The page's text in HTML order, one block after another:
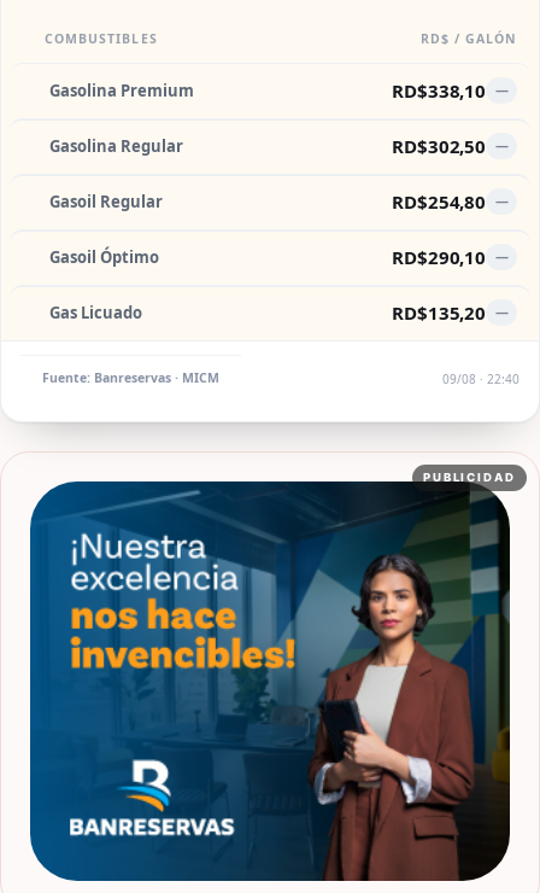
COMBUSTIBLES RD$ / GALÓN
Gasolina Premium RD$338,10 —
Gasolina Regular RD$302,50 —
Gasoil Regular RD$254,80 —
Gasoil Óptimo RD$290,10 —
Gas Licuado RD$135,20 —
Fuente: Banreservas · MICM 09/08 · 22:40
PUBLICIDAD